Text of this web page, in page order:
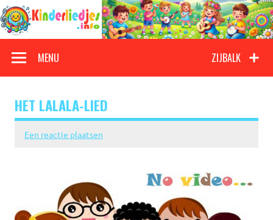
Doorgaan
naar
inhoud
Kinderliedjes
ZIJBALK
MENU
HET LALALA-LIED
Een reactie plaatsen